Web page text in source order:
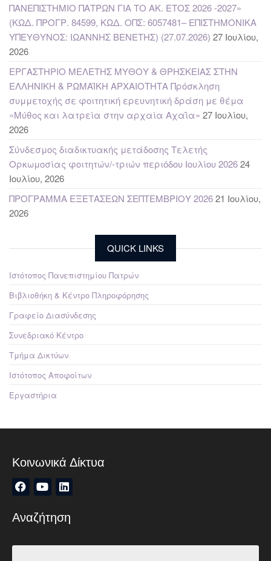
ΠΑΝΕΠΙΣΤΗΜΙΟ ΠΑΤΡΩΝ ΓΙΑ ΤΟ ΑΚ. ΕΤΟΣ 2026 -2027»
(ΚΩΔ. ΠΡΟΓΡ. 84599, ΚΩΔ. ΟΠΣ: 6057481– ΕΠΙΣΤΗΜΟΝΙΚΑ
ΥΠΕΥΘΥΝΟΣ: ΙΩΑΝΝΗΣ ΒΕΝΕΤΗΣ) (27.07.2026) 27 Ιουλίου,
2026
ΕΡΓΑΣΤΗΡΙΟ ΜΕΛΕΤΗΣ ΜΥΘΟΥ & ΘΡΗΣΚΕΙΑΣ ΣΤΗΝ
ΕΛΛΗΝΙΚΗ & ΡΩΜΑΪΚΗ ΑΡΧΑΙΟΤΗΤΑ Πρόσκληση
συμμετοχής σε φοιτητική ερευνητική δράση με θέμα
«Μύθος και λατρεία στην αρχαία Αχαΐα» 27 Ιουλίου,
2026
Σύνδεσμος διαδικτυακής μετάδοσης Τελετής
Ορκωμοσίας φοιτητών/-τριών περιόδου Ιουλίου 202624
Ιουλίου, 2026
ΠΡΟΓΡΑΜΜΑ ΕΞΕΤΑΣΕΩΝ ΣΕΠΤΕΜΒΡΙΟΥ 202621 Ιουλίου,
2026
QUICK LINKS
Ιστότοπος Πανεπιστημίου Πατρών
Βιβλιοθήκη & Κέντρο Πληροφόρησης
Γραφείο Διασύνδεσης
Συνεδριακό Κέντρο
Τμήμα Δικτύων
Ιστότοπος Αποφοίτων
Εργαστήρια
Κοινωνικά Δίκτυα
Αναζήτηση